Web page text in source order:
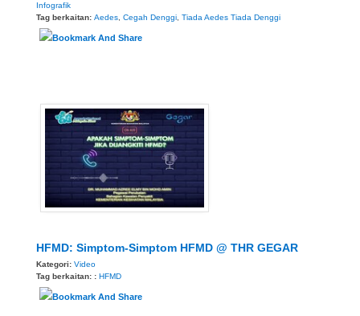
Infografik
Tag berkaitan: Aedes, Cegah Denggi, Tiada Aedes Tiada Denggi
HFMD: Simptom-Simptom HFMD @ THR GEGAR
Kategori: Video
Tag berkaitan: : HFMD